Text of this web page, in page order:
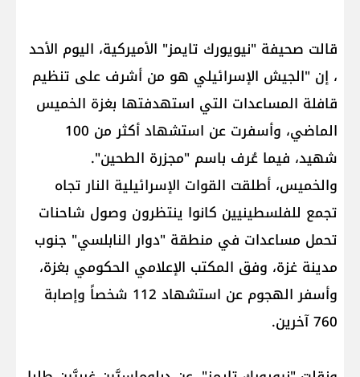
قالت صحيفة "نيويورك تايمز" الأميركية، اليوم الأحد
، إن "الجيش الإسرائيلي هو من أشرف على تنظيم
قافلة المساعدات التي استهدفتها بغزة الخميس
الماضي، وأسفرت عن استشهاد أكثر من 100
شهيد، فيما عُرف باسم "مجزرة الطحين".
والخميس، أطلقت القوات الإسرائيلية النار تجاه
تجمع للفلسطينيين كانوا ينتظرون وصول شاحنات
تحمل مساعدات في منطقة "دوار النابلسي" جنوب
مدينة غزة، وفق المكتب الإعلامي الحكومي بغزة،
وأسفر الهجوم عن استشهاد 112 شخصاً وإصابة
760 آخرين.